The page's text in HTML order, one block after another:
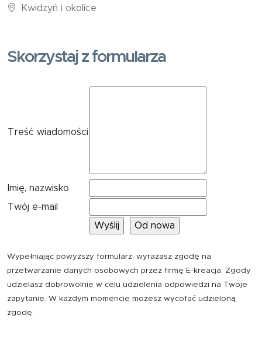
Kwidzyń i okolice
Skorzystaj z formularza
Treść wiadomości
Imię, nazwisko
Twój e-mail
Wypełniając powyższy formularz, wyrażasz zgodę na
przetwarzanie danych osobowych przez firmę E-kreacja. Zgody
udzielasz dobrowolnie w celu udzielenia odpowiedzi na Twoje
zapytanie. W każdym momencie możesz wycofać udzieloną
zgodę.